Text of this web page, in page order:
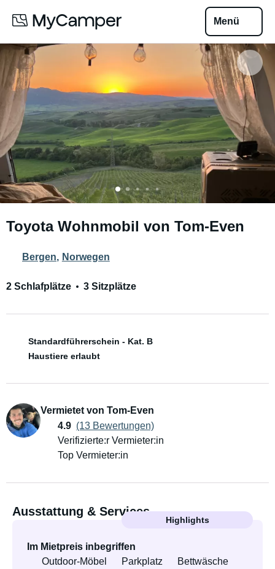
Menü
Toyota Wohnmobil von Tom-Even
Bergen, Norwegen
2 Schlafplätze 3 Sitzplätze
Standardführerschein - Kat. B
Haustiere erlaubt
Vermietet von Tom-Even
4.9 (13 Bewertungen)
Verifizierte:r Vermieter:in
Top Vermieter:in
Ausstattung & Services
Highlights
Im Mietpreis inbegriffen
Outdoor-Möbel
Parkplatz
Bettwäsche